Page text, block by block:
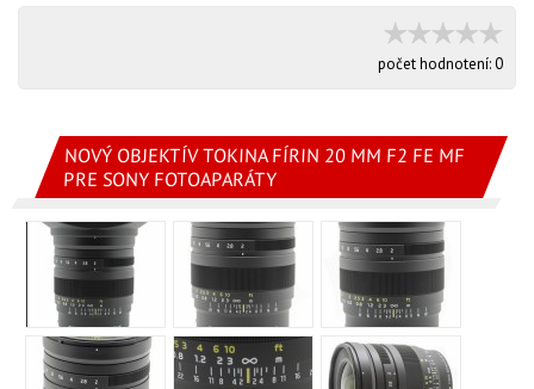
počet hodnotení:0
NOVÝ OBJEKTÍV TOKINA FÍRIN 20 MM F2 FE MF
PRE SONY FOTOAPARÁTY